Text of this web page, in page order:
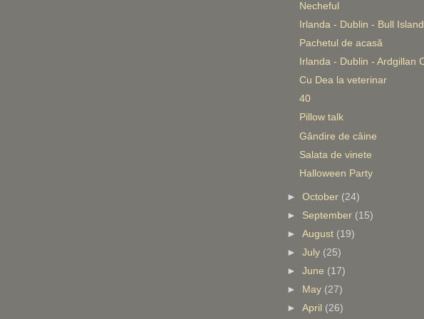
Necheful
Irlanda - Dublin - Bull Island
Pachetul de acasă
Irlanda - Dublin - Ardgillan
Cu Dea la veterinar
40
Pillow talk
Gândire de câine
Salata de vinete
Halloween Party
►October (24)
► September (15)
►August (19)
►July (25)
►June (17)
►
May (27)
►April (26)